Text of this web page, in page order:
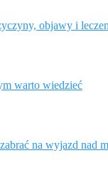
objawy i
warto wiedzieć
na wyjazd nad